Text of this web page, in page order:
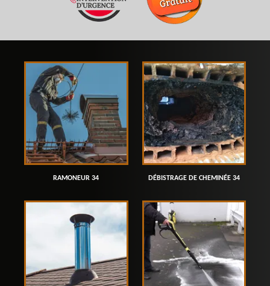
RAMONEUR 34 DÉBISTRAGE DE CHEMINÉE 34